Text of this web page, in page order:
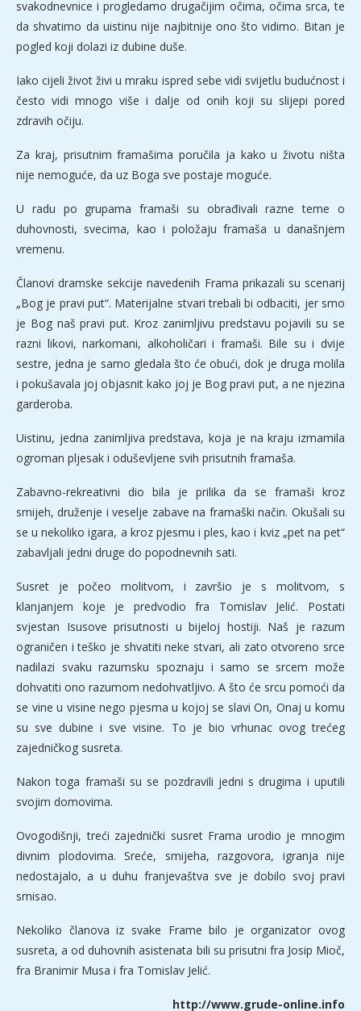
svakodnevnice i progledamo drugačijim očima, očima srca, te
da shvatimo da uistinu nije najbitnije ono što vidimo. Bitan je
pogled koji dolazi iz dubine duše.
Iako cijeli život živi u mraku ispred sebe vidi svijetlu budućnost i
često vidi mnogo više i dalje od onih koji su slijepi pored
zdravih očiju.
Za kraj, prisutnim framašima poručila ja kako u životu ništa
nije nemoguće, da uz Boga sve postaje moguće.
U radu po grupama framaši su obrađivali razne teme o
duhovnosti, svecima, kao i položaju framaša u današnjem
vremenu.
Članovi dramske sekcije navedenih Frama prikazali su scenarij
„Bog je pravi put“. Materijalne stvari trebali bi odbaciti, jer smo
je Bog naš pravi put. Kroz zanimljivu predstavu pojavili su se
razni likovi, narkomani, alkoholičari i framaši. Bile su i dvije
sestre, jedna je samo gledala što će obući, dok je druga molila
i pokušavala joj objasnit kako joj je Bog pravi put, a ne njezina
garderoba.
Uistinu, jedna zanimljiva predstava, koja je na kraju izmamila
ogroman pljesak i oduševljene svih prisutnih framaša.
Zabavno-rekreativni dio bila je prilika da se framaši kroz
smijeh, druženje i veselje zabave na framaški način. Okušali su
se u nekoliko igara, a kroz pjesmu i ples, kao i kviz „pet na pet“
zabavljali jedni druge do popodnevnih sati.
Susret je počeo molitvom, i završio je s molitvom, s
klanjanjem koje je predvodio fra Tomislav Jelić. Postati
svjestan Isusove prisutnosti u bijeloj hostiji. Naš je razum
ograničen i teško je shvatiti neke stvari, ali zato otvoreno srce
nadilazi svaku razumsku spoznaju i samo se srcem može
dohvatiti ono razumom nedohvatljivo. A što će srcu pomoći da
se vine u visine nego pjesma u kojoj se slavi On, Onaj u komu
su sve dubine i sve visine. To je bio vrhunac ovog trećeg
zajedničkog susreta.
Nakon toga framaši su se pozdravili jedni s drugima i uputili
svojim domovima.
Ovogodišnji, treći zajednički susret Frama urodio je mnogim
divnim plodovima. Sreće, smijeha, razgovora, igranja nije
nedostajalo, a u duhu franjevaštva sve je dobilo svoj pravi
smisao.
Nekoliko članova iz svake Frame bilo je organizator ovog
susreta, a od duhovnih asistenata bili su prisutni fra Josip Mioč,
fra Branimir Musa i fra Tomislav Jelić.
http://www.grude-online.info